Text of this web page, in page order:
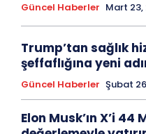
Güncel Haberler Mart 23,
Trump’tan sağlık
şeffaflığına yeni
Güncel Haberler Şubat
Elon Musk’ın X’i